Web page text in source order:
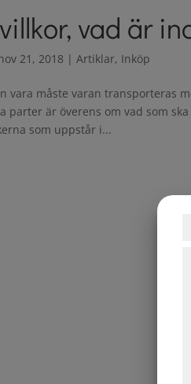
vad är
21, 2018 |Artiklar, Inköp
vara måste varan transporteras
parter är överens om vad som
som uppstår i...